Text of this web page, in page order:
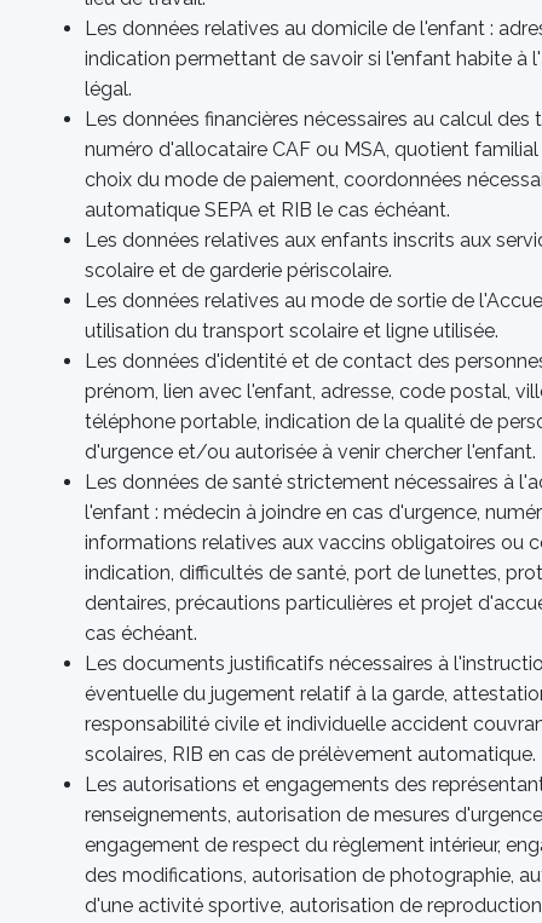
Les données relatives au domicile de l'enfant :
indication permettant de savoir si l'enfant habite à
légal.
Les données financières nécessaires au calcul des
numéro d'allocataire CAF ou MSA, quotient
choix du mode de paiement, coordonnées
automatique SEPA et RIB le cas échéant.
Les données relatives aux enfants inscrits aux
scolaire et de garderie périscolaire.
Les données relatives au mode de sortie de
utilisation du transport scolaire et ligne utilisée.
Les données d'identité et de contact des
prénom, lien avec l'enfant, adresse, code postal,
téléphone portable, indication de la qualité de
d'urgence et/ou autorisée à venir chercher l'enfant.
Les données de santé strictement nécessaires à
l'enfant : médecin à joindre en cas d'urgence,
informations relatives aux vaccins obligatoires ou
indication, difficultés de santé, port de lunettes,
dentaires, précautions particulières et projet
cas échéant.
Les documents justificatifs nécessaires à
éventuelle du jugement relatif à la garde,
responsabilité civile et individuelle accident
scolaires, RIB en cas de prélèvement automatique.
Les autorisations et engagements des
renseignements, autorisation de mesures
engagement de respect du règlement intérieur,
des modifications, autorisation de photographie,
d'une activité sportive, autorisation de